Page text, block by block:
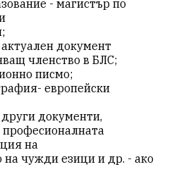
- магистърпо
документ
членство в БЛС;
писмо;
европейски
документи,
на
на чужди езици и др. - ако